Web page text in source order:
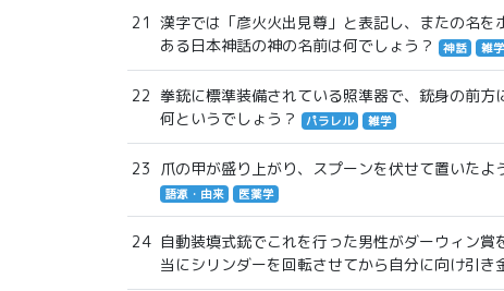
21 漢字では「彦火火出見尊」と表記し、またの名
ある日本神話の神の名前は何でしょう？
神話 雑学
22 拳銃に標準装備されている照準器で、銃身の前
何というでしょう？
パラレル 雑学
23 爪の甲が盛り上がり、スプーンを伏せて置いた
語源・由来
医薬学
24 自動装填式銃でこれを行った男性がダーウィン
当にシリンダーを回転させてから自分に向け引き